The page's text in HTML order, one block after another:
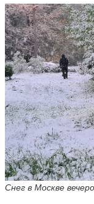
Снег в Москве